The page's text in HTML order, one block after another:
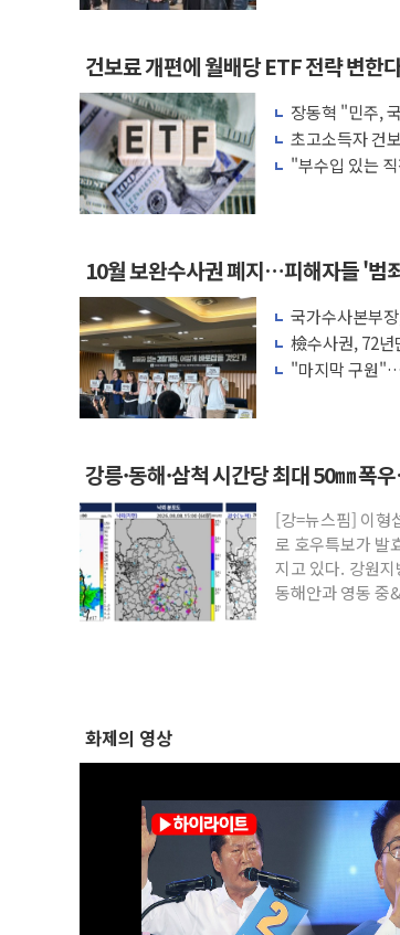
건보료 개편에 월배당 ETF 전략 변
장동혁 "민주,
차릴 판"
초고소득자 건
"부수입 있는
10월 보완수사권 폐지…피해자들 '범
국가수사본부
려 해소"
檢수사권, 72
"마지막 구원"…
강릉·동해·삼척 시간당 최대 50㎜ 폭
[강=뉴스핌] 이형
로 호우특보가 발
지고 있다. 강원
동해안과 영동 중
화제의 영상